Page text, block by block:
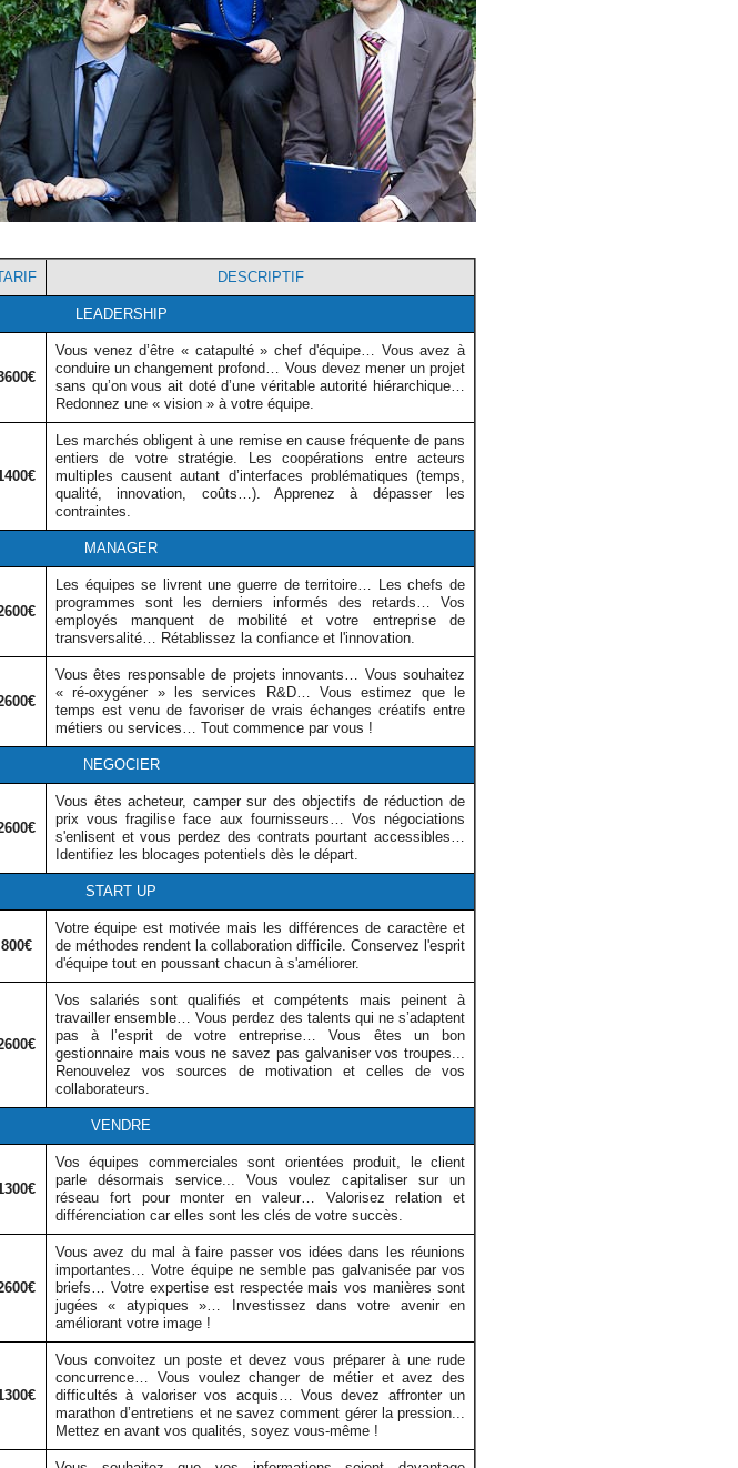
DESCRIPTIF
LEADERSHIP
Vous venez d’être « catapulté » chef d'équipe… Vous avez à
conduire un changement profond… Vous devez mener un projet
sans qu’on vous ait doté d’une véritable autorité hiérarchique…
Redonnez une « vision » à votre équipe.
Les marchés obligent à une remise en cause fréquente de pans
entiers de votre stratégie. Les coopérations entre acteurs
multiples causent autant d’interfaces problématiques (temps,
qualité, innovation, coûts…). Apprenez à dépasser les
contraintes.
MANAGER
Les équipes se livrent une guerre de territoire… Les chefs de
programmes sont les derniers informés des retards… Vos
employés manquent de mobilité et votre entreprise de
transversalité… Rétablissez la confiance et l'innovation.
Vous êtes responsable de projets innovants… Vous souhaitez
« ré-oxygéner » les services R&D… Vous estimez que le
temps est venu de favoriser de vrais échanges créatifs entre
métiers ou services… Tout commence par vous !
NEGOCIER
Vous êtes acheteur, camper sur des objectifs de réduction de
prix vous fragilise face aux fournisseurs… Vos négociations
s'enlisent et vous perdez des contrats pourtant accessibles…
Identifiez les blocages potentiels dès le départ.
START UP
800€
Votre équipe est motivée mais les différences de caractère et
de méthodes rendent la collaboration difficile. Conservez l'esprit
d'équipe tout en poussant chacun à s'améliorer.
Vos salariés sont qualifiés et compétents mais peinent à
travailler ensemble… Vous perdez des talents qui ne s’adaptent
pas à l’esprit de votre entreprise… Vous êtes un bon
gestionnaire mais vous ne savez pas galvaniser vos troupes...
Renouvelez vos sources de motivation et celles de vos
collaborateurs.
VENDRE
Vos équipes commerciales sont orientées produit, le client
parle désormais service... Vous voulez capitaliser sur un
réseau fort pour monter en valeur… Valorisez relation et
différenciation car elles sont les clés de votre succès.
Vous avez du mal à faire passer vos idées dans les réunions
importantes… Votre équipe ne semble pas galvanisée par vos
briefs… Votre expertise est respectée mais vos manières sont
jugées « atypiques »… Investissez dans votre avenir en
améliorant votre image !
Vous convoitez un poste et devez vous préparer à une rude
concurrence… Vous voulez changer de métier et avez des
difficultés à valoriser vos acquis… Vous devez affronter un
marathon d’entretiens et ne savez comment gérer la pression...
Mettez en avant vos qualités, soyez vous-même !